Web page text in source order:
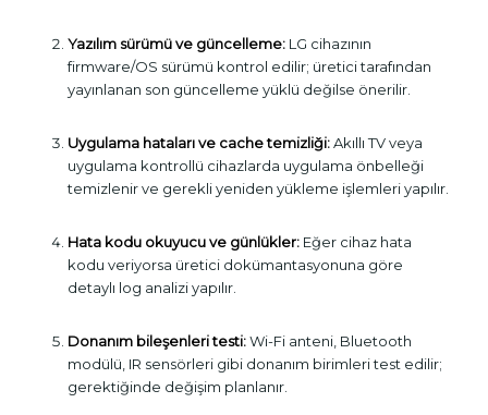
Yazılım sürümü ve güncelleme:LG cihazının
firmware/OS sürümü kontrol edilir; üretici tarafından
yayınlanan son güncelleme yüklü değilse önerilir.
Uygulama hataları ve cache temizliği:Akıllı TV veya
uygulama kontrollü cihazlarda uygulama önbelleği
temizlenir ve gerekli yeniden yükleme işlemleri yapılır.
Hata kodu okuyucu ve günlükler:Eğer cihaz hata
kodu veriyorsa üretici dokümantasyonuna göre
detaylı log analizi yapılır.
Donanım bileşenleri testi:Wi-Fi anteni, Bluetooth
modülü, IR sensörleri gibi donanım birimleri test edilir;
gerektiğinde değişim planlanır.